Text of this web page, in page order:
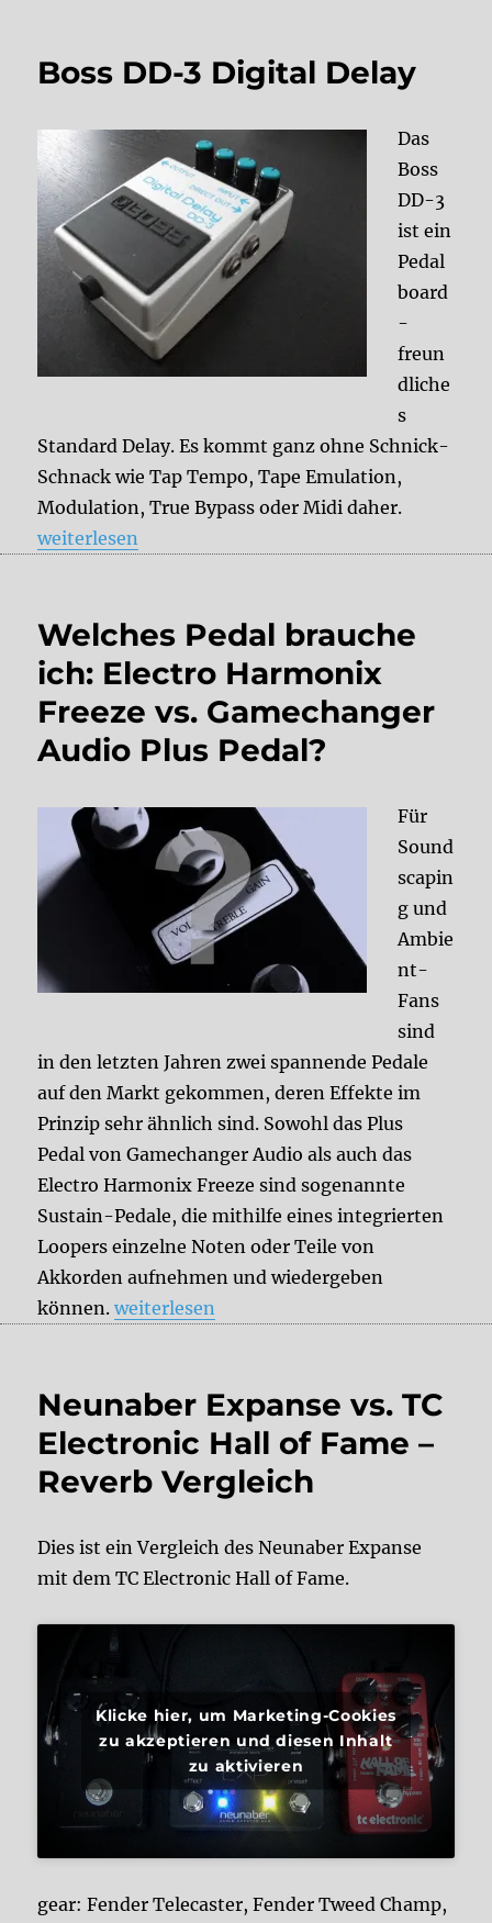
Boss DD-3 Digital Delay
Das
Boss
DD-3
ist ein
Pedal
board
-
freun
dliche
s
Standard Delay. Es kommt ganz ohne Schnick-
Schnack wie Tap Tempo, Tape Emulation,
Modulation, True Bypass oder Midi daher.
„Boss DD-3 Digital Delay“
weiterlesen
Welches Pedal brauche
ich: Electro Harmonix
Freeze vs. Gamechanger
Audio Plus Pedal?
Für
Sound
scapin
g und
Ambie
nt-
Fans
sind
in den letzten Jahren zwei spannende Pedale
auf den Markt gekommen, deren Effekte im
Prinzip sehr ähnlich sind. Sowohl das Plus
Pedal von Gamechanger Audio als auch das
Electro Harmonix Freeze sind sogenannte
Sustain-Pedale, die mithilfe eines integrierten
Loopers einzelne Noten oder Teile von
Akkorden aufnehmen und wiedergeben
können.„Welches Pedal brauche ich: Electro
weiterlesen
Neunaber Expanse vs. TC
Electronic Hall of Fame –
Reverb Vergleich
Dies ist ein Vergleich des Neunaber Expanse
mit dem TC Electronic Hall of Fame.
Klicke hier, um Marketing-Cookies
zu akzeptieren und diesen Inhalt
zu aktivieren
gear: Fender Telecaster, Fender Tweed Champ,